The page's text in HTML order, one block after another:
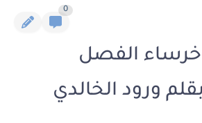
0
خرساء الفصل